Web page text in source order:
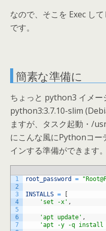
なので、そこを Exec し
です。
簡素な準備に
ちょっと python3 イメー
python3:3.7.10-slim
ますが、タスク起動・/
にこんな風にPythonコー
インする準備ができます。
1
2
3
4
5
6
7
root_password =
INSTALLS =
'set -x' ,
'apt update' ,
'apt -y -q install